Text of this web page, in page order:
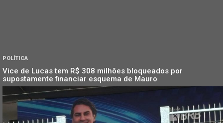
POLÍTICA
Vice de Lucas tem R$ 308 milhões bloqueados por
supostamente financiar esquema de Mauro